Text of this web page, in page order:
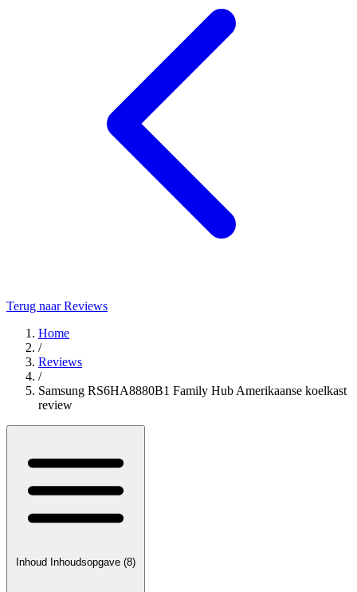
Terug naar Reviews
Home
/
Reviews
/
Samsung RS6HA8880B1 Family Hub Amerikaanse koelkast
review
Inhoud Inhoudsopgave (8)